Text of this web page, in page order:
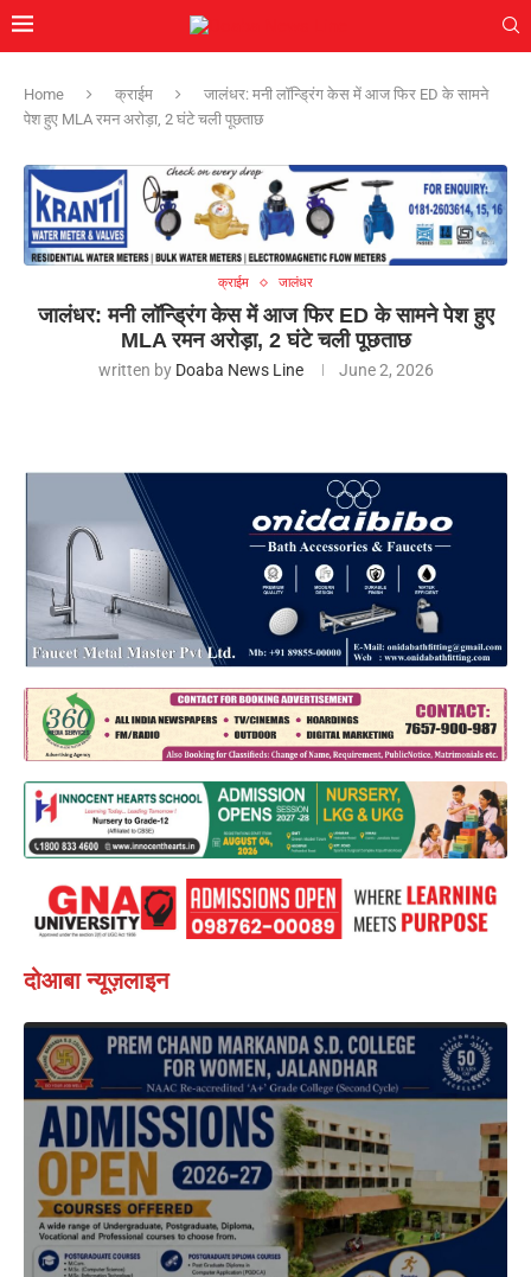
Home क्राईम
जालंधर: मनी लॉन्ड्रिंग केस में आज फिर ED के सामने
पेश हुए MLA रमन अरोड़ा, 2 घंटे चली पूछताछ
क्राईम जालंधर
जालंधर: मनी लॉन्ड्रिंग केस में आज फिर ED के सामने पेश हुए
MLA रमन अरोड़ा, 2 घंटे चली पूछताछ
written by Doaba News Line June 2, 2026
दोआबा न्यूज़लाइन